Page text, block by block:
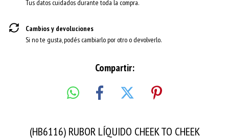
Tus datos cuidados durante toda la compra.
Cambios y devoluciones
Si no te gusta, podés cambiarlo por otro o devolverlo.
Compartir:
(HB6116) RUBOR LÍQUIDO CHEEK TO CHEEK